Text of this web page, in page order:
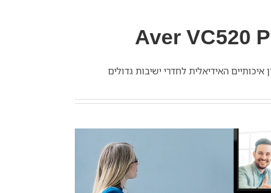
Aver VC520
האידיאלית לחדרי ישיבות גדולים